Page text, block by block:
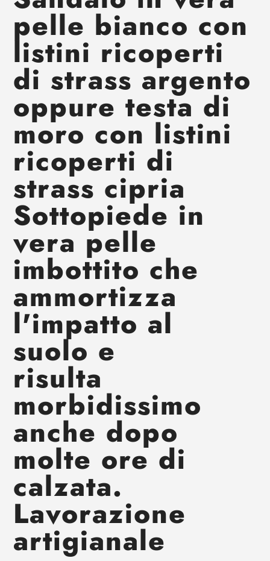
al
carrello
pelle bianco con
listini ricoperti
di strass argento
oppure testa di
moro con listini
ricoperti di
strass cipria
Sottopiede in
vera pelle
imbottito che
ammortizza
l'impatto al
suolo e
risulta
morbidissimo
anche dopo
molte ore di
calzata.
Lavorazione
artigianale